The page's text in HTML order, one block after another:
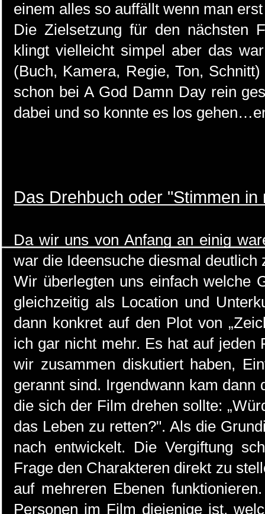
einem alles so auffällt wenn man
Die Zielsetzung für den nächsten
klingt vielleicht simpel aber das
(Buch, Kamera, Regie, Ton,
schon bei A God Damn Day rein
dabei und so konnte es los
Das Drehbuch oder "Stimmen in
Da wir uns von Anfang an einig
war die Ideensuche diesmal
Wir überlegten uns einfach welche
gleichzeitig als Location und
dann konkret auf den Plot von
ich gar nicht mehr. Es hat auf jeden
wir zusammen diskutiert haben,
gerannt sind. Irgendwann kam
die sich der Film drehen sollte:
das Leben zu retten?". Als die
nach entwickelt. Die Vergiftung
Frage den Charakteren direkt zu
auf mehreren Ebenen
Personen im Film diejenige ist,